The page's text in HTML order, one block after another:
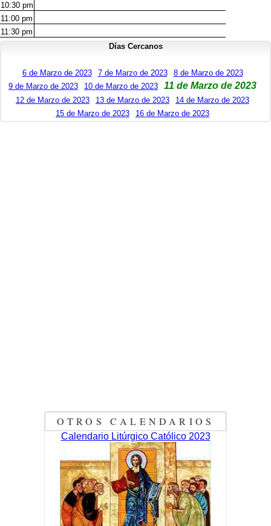
10:30 pm
11:00 pm
11:30 pm
Días Cercanos
6 de Marzo de 2023 7 de Marzo de 2023
8 de Marzo de 2023
9 de Marzo de 2023
10 de Marzo de 2023 11 de Marzo de 2023
12 de Marzo de 2023 13 de Marzo de 2023
14 de Marzo de 2023
15 de Marzo de 2023
16 de Marzo de 2023
OTROS CALENDARIOS
Calendario Litúrgico Católico 2023